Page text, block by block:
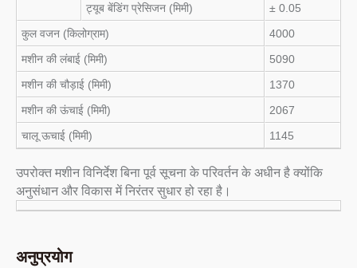
ट्यूब बेंडिंग प्रेसिजन (मिमी)
± 0.05
कुल वजन (किलोग्राम)
4000
मशीन की लंबाई (मिमी)
5090
मशीन की चौड़ाई (मिमी)
1370
मशीन की ऊंचाई (मिमी)
2067
चालू ऊचाई (मिमी)
1145
उपरोक्त मशीन विनिर्देश बिना पूर्व सूचना के परिवर्तन के अधीन है क्योंकि
अनुसंधान और विकास में निरंतर सुधार हो रहा है।
अनुप्रयोग